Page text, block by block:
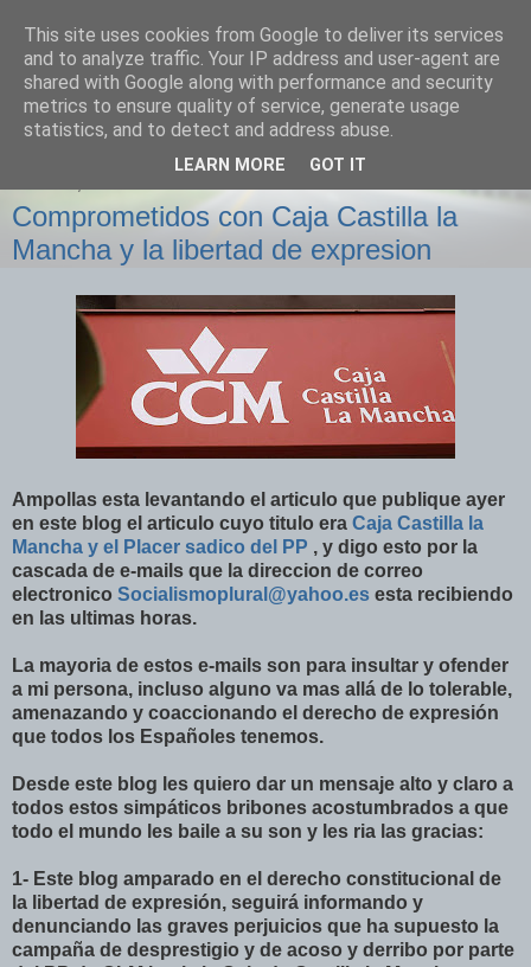
Izquierda Plural
Desde Cuenca para el mundo
Comprometidos con Caja Castilla la
Mancha y la libertad de expresion
Ampollas esta levantando el articulo que publique ayer
en este blog el articulo cuyo titulo era Caja Castilla la
Mancha y el Placer sadico del PP , y digo esto por la
cascada de e-mails que la direccion de correo
electronico Socialismoplural@yahoo.es esta recibiendo
en las ultimas horas.
La mayoria de estos e-mails son para insultar y ofender
a mi persona, incluso alguno va mas allá de lo tolerable,
amenazando y coaccionando el derecho de expresión
que todos los Españoles tenemos.
Desde este blog les quiero dar un mensaje alto y claro a
todos estos simpáticos bribones acostumbrados a que
todo el mundo les baile a su son y les ria las gracias:
1- Este blog amparado en el derecho constitucional de
la libertad de expresión, seguirá informando y
denunciando las graves perjuicios que ha supuesto la
campaña de desprestigio y de acoso y derribo por parte
This site uses cookies from Google to deliver its services
and to analyze traffic. Your IP address and user-agent are
shared with Google along with performance and security
metrics to ensure quality of service, generate usage
statistics, and to detect and address abuse.
LEARN MORE GOT IT